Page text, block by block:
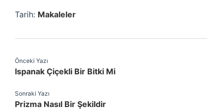
Tarih: Makaleler
Önceki Yazı
Ispanak Çiçekli Bir Bitki Mi
Sonraki Yazı
Prizma Nasıl Bir Şekildir